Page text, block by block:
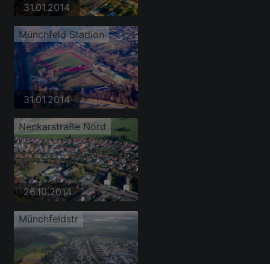
31.01.2014
Münchfeld Stadion
31.01.2014
Neckarstraße Nord
26.10.2014
Münchfeldstr